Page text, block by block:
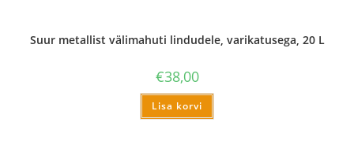
Suur metallist välimahuti lindudele, varikatusega, 20 L
€38,00
Lisa korvi